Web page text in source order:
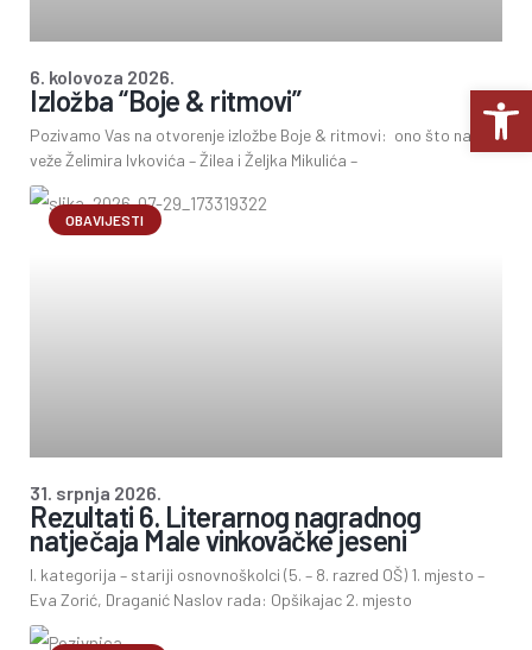
Izložba “Boje & ritmovi”
Pozivamo Vas na otvorenje izložbe Boje & ritmovi: ono što nas
veže Želimira Ivkovića – Žilea i Željka Mikulića –
6. kolovoza 2026.
OBAVIJESTI
Rezultati 6. Literarnog nagradnog
natječaja Male vinkovačke jeseni
I. kategorija – stariji osnovnoškolci (5. – 8. razred OŠ) 1. mjesto –
Eva Zorić, Draganić Naslov rada: Opšikajac 2. mjesto
31. srpnja 2026.